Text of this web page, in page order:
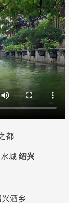
都
城 绍兴
兴酒乡